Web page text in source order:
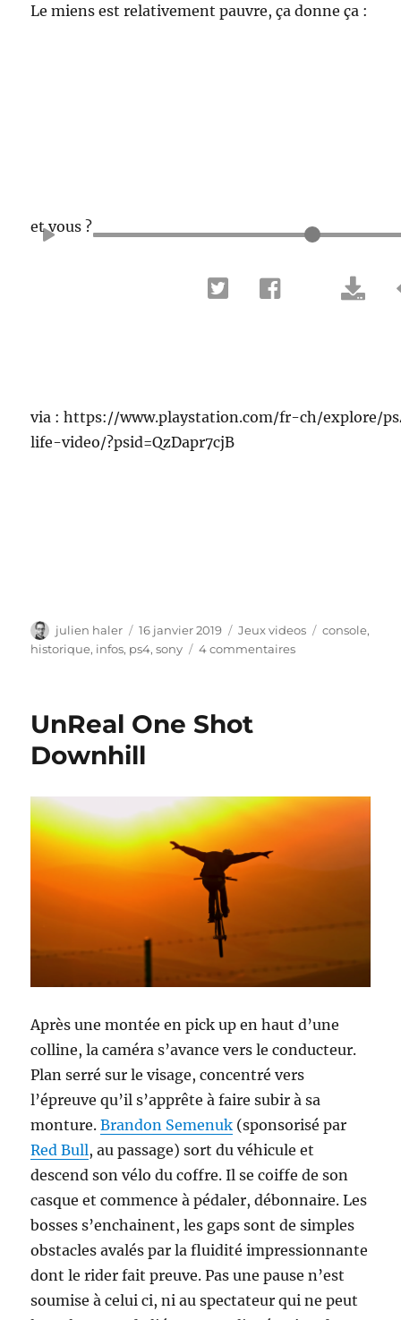
Le miens est relativement pauvre, ça donne ça :
et vous ?
via : https://www.playstation.com/fr-ch/explore/
life-video/?psid=QzDapr7cjB
Auteur
julien haler
Publié
le
16 janvier 2019 Catégories
Jeux videos Étiquettes
console,
historique, infos, ps4,sony 4 commentairessur
UnReal One Shot
Downhill
Après une montée en pick up en haut d’une
colline, la caméra s’avance vers le conducteur.
Plan serré sur le visage, concentré vers
l’épreuve qu’il s’apprête à faire subir à sa
monture.Brandon Semenuk (sponsorisé par
Red Bull, au passage) sort du véhicule et
descend son vélo du coffre. Il se coiffe de son
casque et commence à pédaler, débonnaire. Les
bosses s’enchainent, les gaps sont de simples
obstacles avalés par la fluidité impressionnante
dont le rider fait preuve. Pas une pause n’est
soumise à celui ci, ni au spectateur qui ne peut